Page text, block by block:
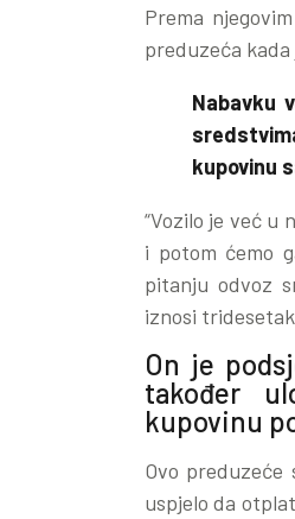
Prema
preduzeća
Nabavku
kupovinu
“Vozilo je već u
i potom ćemo
pitanju odvoz
iznosi
On je
također
kupovinu
Ovo
uspjelo da